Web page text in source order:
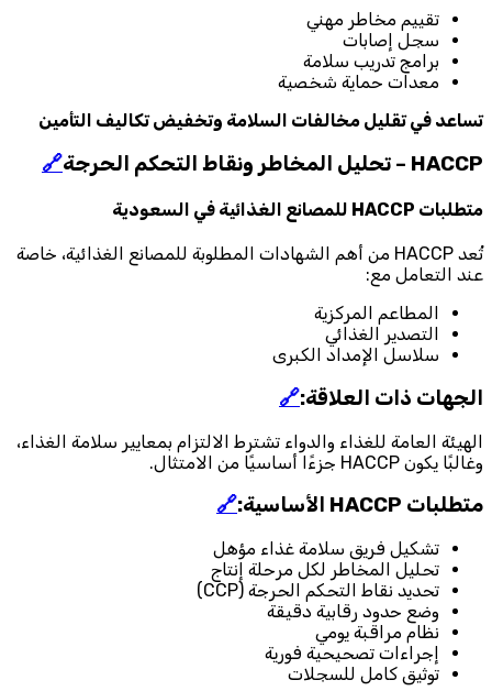
تقييم مخاطر مهني
سجل إصابات
برامج تدريب سلامة
معدات حماية شخصية
تساعد في تقليل مخالفات السلامة وتخفيض تكاليف التأمين
HACCP – تحليل المخاطر ونقاط التحكم الحرجة 🔗
متطلبات HACCP للمصانع الغذائية في السعودية
تُعد HACCP من أهم الشهادات المطلوبة للمصانع الغذائية، خاصة
عند التعامل مع:
المطاعم المركزية
التصدير الغذائي
سلاسل الإمداد الكبرى
الجهات ذات العلاقة:🔗
الهيئة العامة للغذاء والدواء تشترط الالتزام بمعايير سلامة الغذاء،
وغالبًا يكون HACCP جزءًا أساسيًا من الامتثال.
متطلبات HACCP الأساسية: 🔗
تشكيل فريق سلامة غذاء مؤهل
تحليل المخاطر لكل مرحلة إنتاج
تحديد نقاط التحكم الحرجة (CCP)
وضع حدود رقابية دقيقة
نظام مراقبة يومي
إجراءات تصحيحية فورية
توثيق كامل للسجلات